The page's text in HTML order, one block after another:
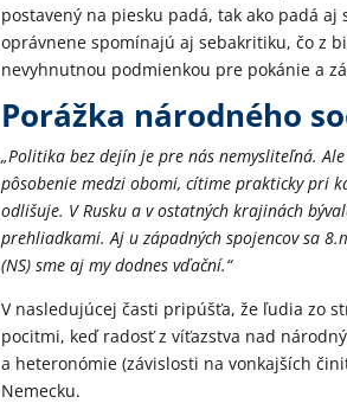
postavený na piesku padá, tak ako padá
oprávnene spomínajú aj sebakritiku, čo z
nevyhnutnou podmienkou pre pokánie a
Porážka národného
„Politika bez dejín je pre nás nemysliteľná.
pôsobenie medzi obomi, cítime prakticky pri
odlišuje. V Rusku a v ostatných krajinách
prehliadkami. Aj u západných spojencov sa
(NS) sme aj my dodnes vďační.“
V nasledujúcej časti pripúšťa, že ľudia zo
pocitmi, keď radosť z víťazstva nad
a heteronómie (závislosti na vonkajších
Nemecku.